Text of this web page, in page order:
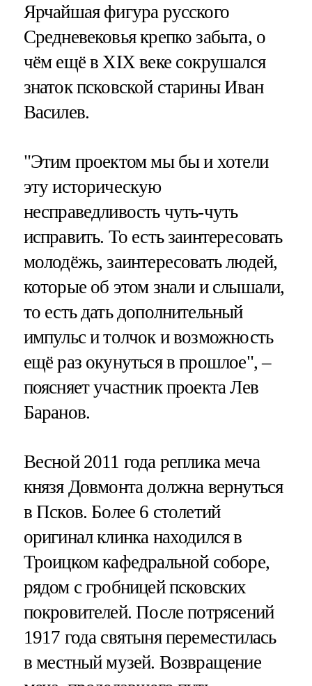
Ярчайшая фигура русского
Средневековья крепко забыта, о
чём ещё в XIX веке сокрушался
знаток псковской старины Иван
Василев.
"Этим проектом мы бы и хотели
эту историческую
несправедливость чуть-чуть
исправить. То есть заинтересовать
молодёжь, заинтересовать людей,
которые об этом знали и слышали,
то есть дать дополнительный
импульс и толчок и возможность
ещё раз окунуться в прошлое", –
поясняет участник проекта Лев
Баранов.
Весной 2011 года реплика меча
князя Довмонта должна вернуться
в Псков. Более 6 столетий
оригинал клинка находился в
Троицком кафедральной соборе,
рядом с гробницей псковских
покровителей. После потрясений
1917 года святыня переместилась
в местный музей. Возвращение